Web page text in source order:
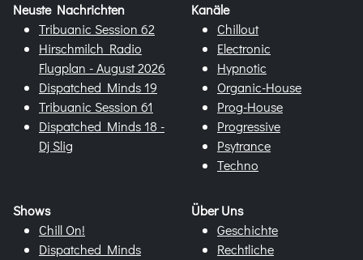
Neuste Nachrichten
Tribuanic Session 62
Hirschmilch Radio
Flugplan - August 2026
Dispatched Minds 19
Tribuanic Session 61
Dispatched Minds 18 -
Dj Slig
Kanäle
Chillout
Electronic
Hypnotic
Organic-House
Prog-House
Progressive
Psytrance
Techno
Shows
Chill On!
Dispatched Minds
Über Uns
Geschichte
Rechtliche